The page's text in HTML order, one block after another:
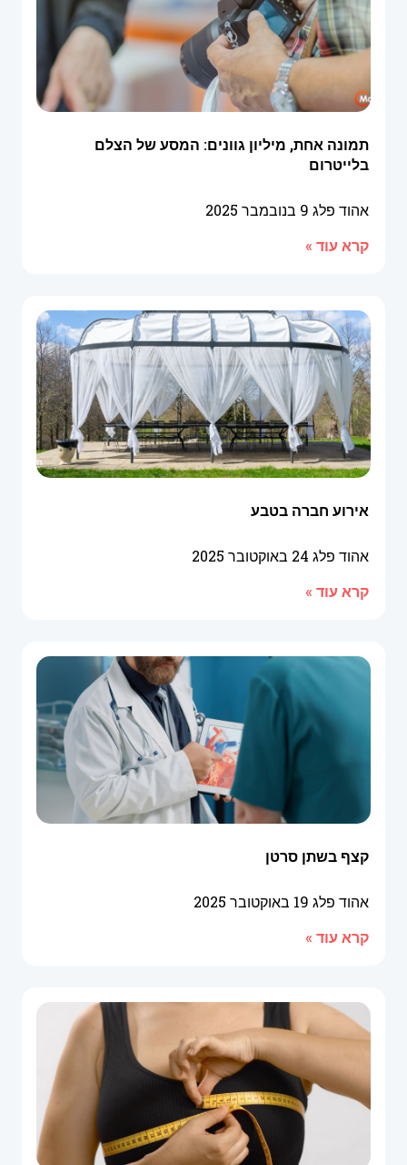
תמונה אחת, מיליון גוונים: המסע של הצלם
בלייטרום
אהוד פלג 9 בנובמבר 2025
קרא עוד »
אירוע חברה בטבע
אהוד פלג 24 באוקטובר 2025
קרא עוד »
קצף בשתן סרטן
אהוד פלג 19 באוקטובר 2025
קרא עוד »